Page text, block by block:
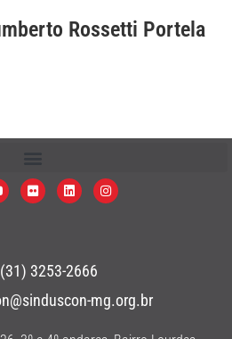
Rossetti Portela
(31) 3253-2666
mg.org.br